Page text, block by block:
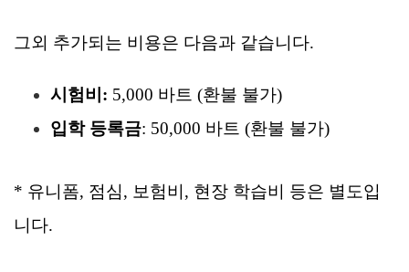
그외 추가되는 비용은 다음과 같습니다.
시험비: 5,000 바트 (환불 불가)
입학 등록금: 50,000 바트 (환불 불가)
* 유니폼, 점심, 보험비, 현장 학습비 등은 별도입
니다.